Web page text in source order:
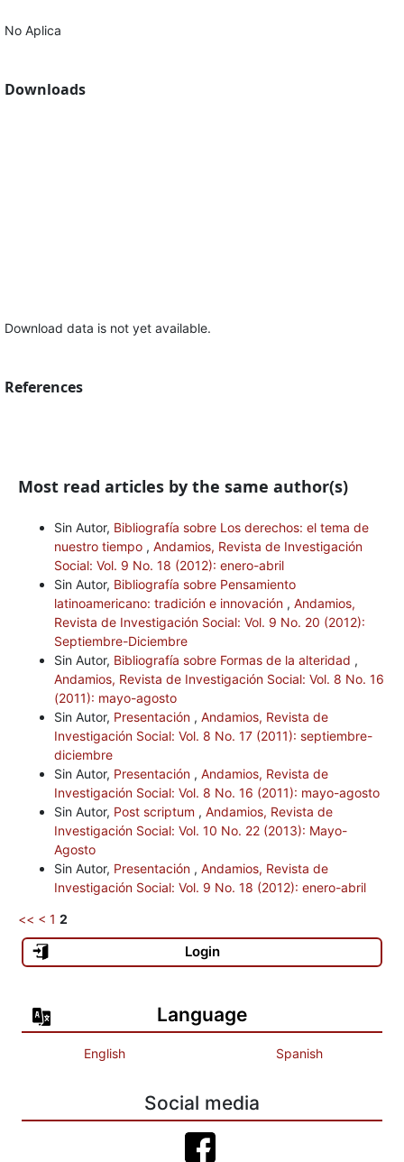
No Aplica
Downloads
Download data is not yet available.
References
Most read articles by the same author(s)
Sin Autor, Bibliografía sobre Los derechos: el tema de
nuestro tiempo , Andamios, Revista de Investigación
Social: Vol. 9 No. 18 (2012): enero-abril
Sin Autor, Bibliografía sobre Pensamiento
latinoamericano: tradición e innovación , Andamios,
Revista de Investigación Social: Vol. 9 No. 20 (2012):
Septiembre-Diciembre
Sin Autor, Bibliografía sobre Formas de la alteridad ,
Andamios, Revista de Investigación Social: Vol. 8 No. 16
(2011): mayo-agosto
Sin Autor, Presentación , Andamios, Revista de
Investigación Social: Vol. 8 No. 17 (2011): septiembre-
diciembre
Sin Autor, Presentación , Andamios, Revista de
Investigación Social: Vol. 8 No. 16 (2011): mayo-agosto
Sin Autor, Post scriptum , Andamios, Revista de
Investigación Social: Vol. 10 No. 22 (2013): Mayo-
Agosto
Sin Autor, Presentación , Andamios, Revista de
Investigación Social: Vol. 9 No. 18 (2012): enero-abril
<< < 1 2
Login
Language
English Spanish
Social media